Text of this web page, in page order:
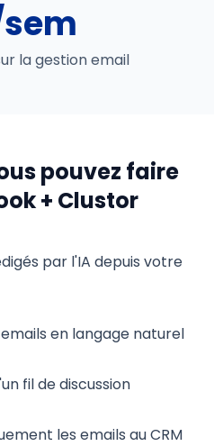
la gestion email
pouvez faire
+ Clustor
par l'IA depuis votre
en langage naturel
fil de discussion
les emails au CRM